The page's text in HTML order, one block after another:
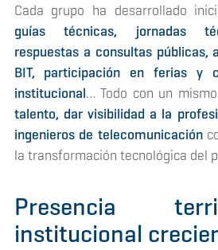
Cada grupo ha desarrollado
guías técnicas, jornadas
respuestas a consultas públicas,
BIT, participación en ferias y
institucional… Todo con un
talento, dar visibilidad a la
ingenieros de telecomunicación
la transformación tecnológica del
Presencia
institucional